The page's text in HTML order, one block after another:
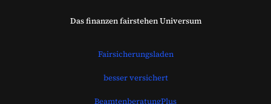
Das finanzen fairstehen Universum
Fairsicherungsladen
besser versichert
BeamtenberatungPlus